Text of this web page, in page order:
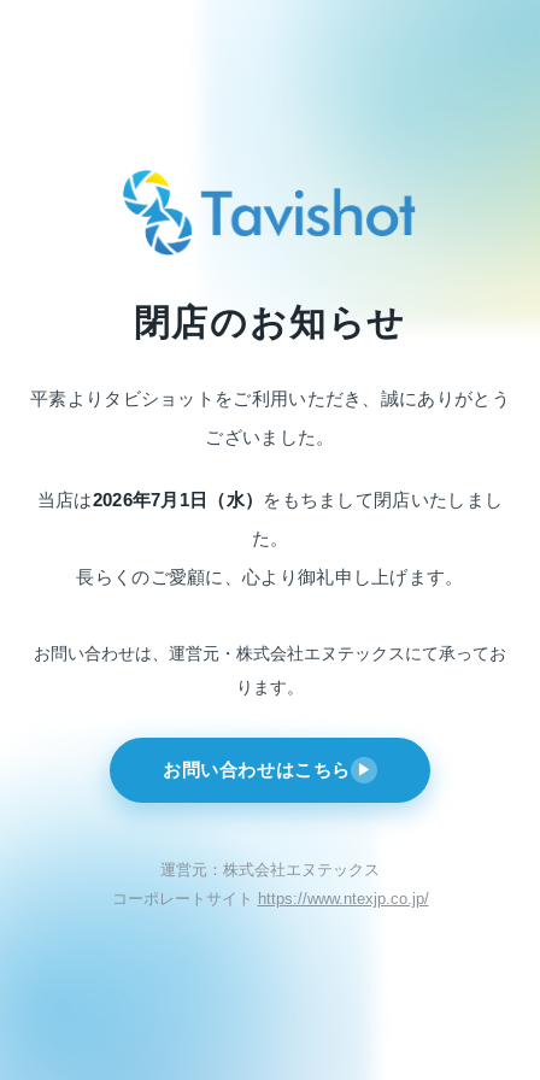
閉店のお知らせ
平素よりタビショットをご利用いただき、 誠にありがとう
ございました。
当店は2026年7月1日（水） をもちまして閉店いたしまし
た。
長らくのご愛顧に、心より御礼申し上げます。
お問い合わせは、運営元・株式会社エヌテックスにて承ってお
ります。
お問い合わせはこちら ▶
運営元：株式会社エヌテックス
コーポレートサイト https://www.ntexjp.co.jp/